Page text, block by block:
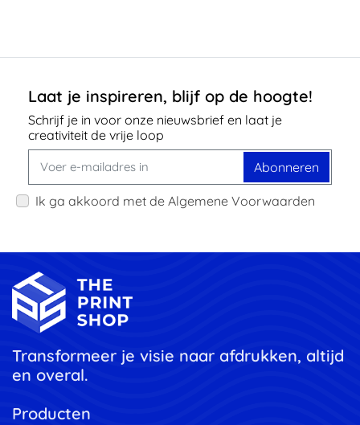
Laat je inspireren, blijf op de hoogte!
Schrijf je in voor onze nieuwsbrief en laat je
creativiteit de vrije loop
Abonneren
Ik ga akkoord met de Algemene Voorwaarden
Transformeer je visie naar afdrukken, altijd
en overal.
Producten